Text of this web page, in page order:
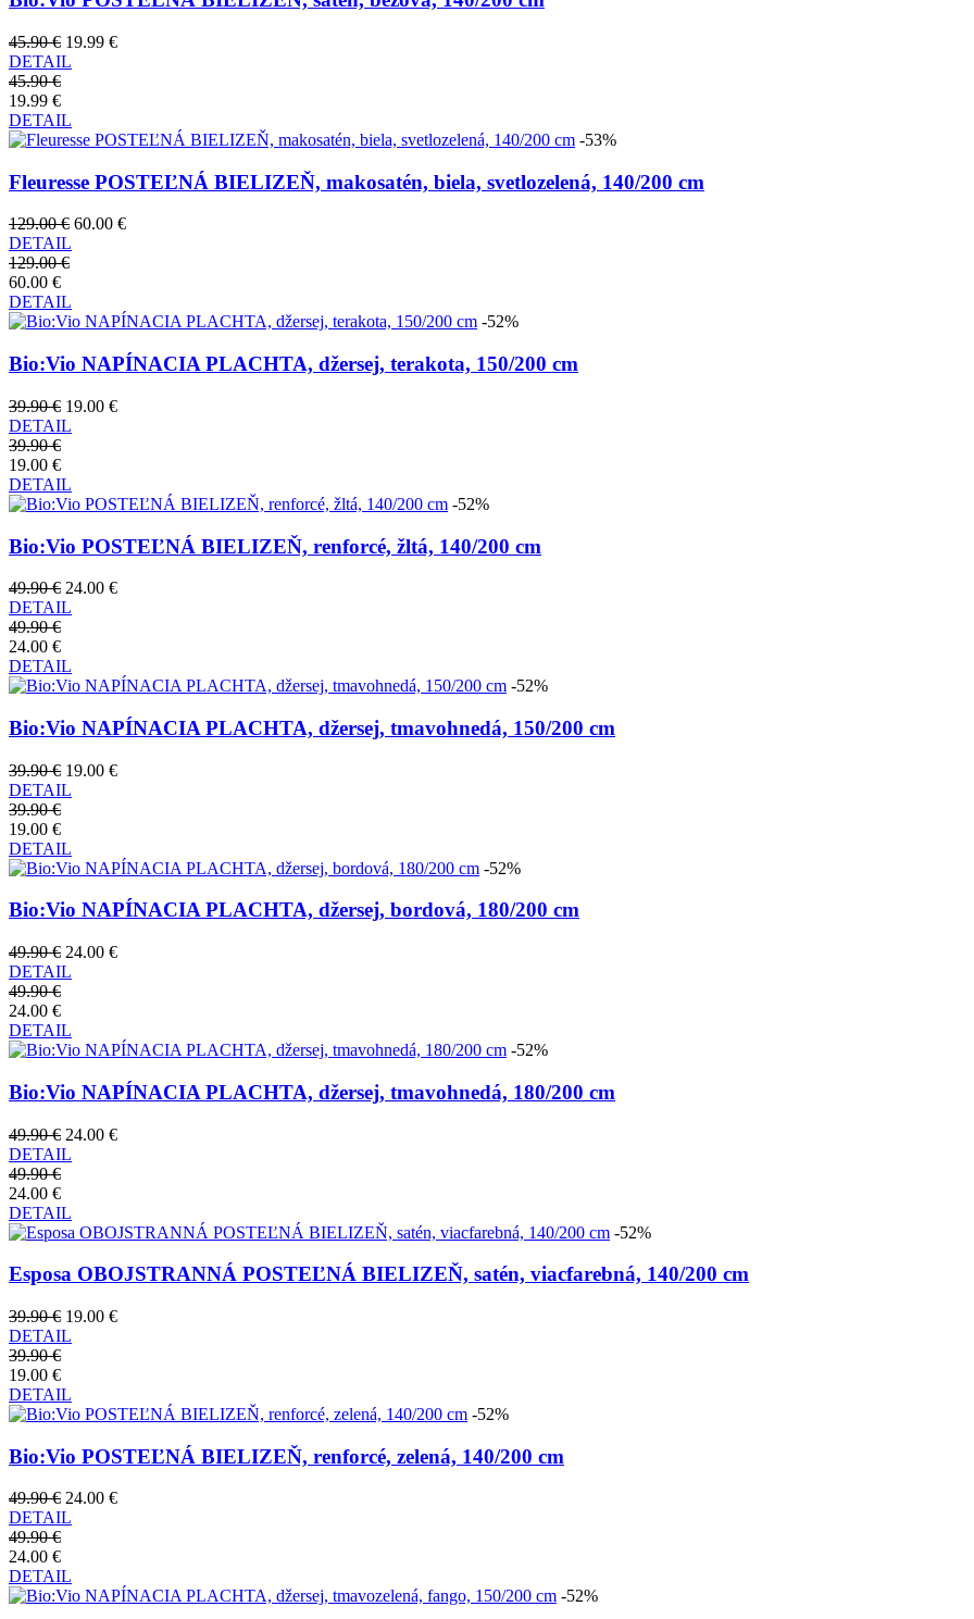
45.90 € 19.99 €
DETAIL
45.90 €
19.99 €
DETAIL
-53%
Fleuresse POSTEĽNÁ BIELIZEŇ, makosatén, biela, svetlozelená, 140/200 cm
129.00 € 60.00 €
DETAIL
129.00 €
60.00 €
DETAIL
-52%
Bio:Vio NAPÍNACIA PLACHTA, džersej, terakota, 150/200 cm
39.90 € 19.00 €
DETAIL
39.90 €
19.00 €
DETAIL
-52%
Bio:Vio POSTEĽNÁ BIELIZEŇ, renforcé, žltá, 140/200 cm
49.90 € 24.00 €
DETAIL
49.90 €
24.00 €
DETAIL
-52%
Bio:Vio NAPÍNACIA PLACHTA, džersej, tmavohnedá, 150/200 cm
39.90 € 19.00 €
DETAIL
39.90 €
19.00 €
DETAIL
-52%
Bio:Vio NAPÍNACIA PLACHTA, džersej, bordová, 180/200 cm
49.90 € 24.00 €
DETAIL
49.90 €
24.00 €
DETAIL
-52%
Bio:Vio NAPÍNACIA PLACHTA, džersej, tmavohnedá, 180/200 cm
49.90 € 24.00 €
DETAIL
49.90 €
24.00 €
DETAIL
-52%
Esposa OBOJSTRANNÁ POSTEĽNÁ BIELIZEŇ, satén, viacfarebná, 140/200 cm
39.90 € 19.00 €
DETAIL
39.90 €
19.00 €
DETAIL
-52%
Bio:Vio POSTEĽNÁ BIELIZEŇ, renforcé, zelená, 140/200 cm
49.90 € 24.00 €
DETAIL
49.90 €
24.00 €
DETAIL
-52%